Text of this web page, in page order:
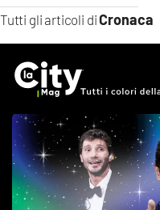
Tutti gli articoli diCronaca